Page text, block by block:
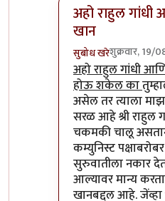
अहो राहुल
खान
सुबोध खरेशुक्रवार, 19/
In reply toआमचं
अहो राहुल गांधी
होऊ शकेल का
असेल तर त्याला
सरळ आहे श्री राहुल
चकमकी चालू
कम्युनिस्ट
सुरुवातीला नकार
आल्यावर मान्य
खानबद्दल आहे. जेंव्हा